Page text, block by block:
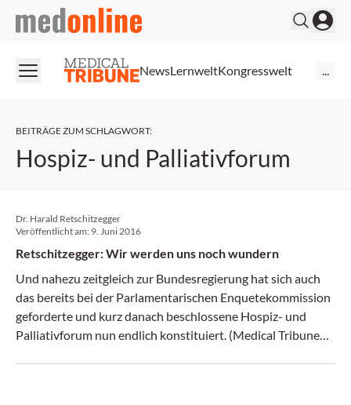
medonline
NewsLernweltKongresswelt
BEITRÄGE ZUM SCHLAGWORT:
Hospiz- und Palliativforum
Dr. Harald Retschitzegger
Veröffentlicht am: 9. Juni 2016
Retschitzegger: Wir werden uns noch wundern
Und nahezu zeitgleich zur Bundesregierung hat sich auch
das bereits bei der Parlamentarischen Enquetekommission
geforderte und kurz danach beschlossene Hospiz- und
Palliativforum nun endlich konstituiert. (Medical Tribune